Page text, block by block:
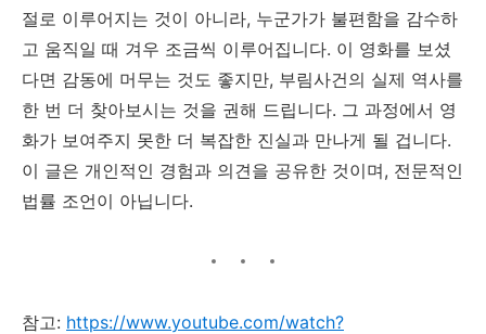
절로 이루어지는 것이 아니라, 누군가가 불편함을 감수하
고 움직일 때 겨우 조금씩 이루어집니다. 이 영화를 보셨
다면 감동에 머무는 것도 좋지만, 부림사건의 실제 역사를
한 번 더 찾아보시는 것을 권해 드립니다. 그 과정에서 영
화가 보여주지 못한 더 복잡한 진실과 만나게 될 겁니다.
이 글은 개인적인 경험과 의견을 공유한 것이며, 전문적인
법률 조언이 아닙니다.
참고: https://www.youtube.com/watch?